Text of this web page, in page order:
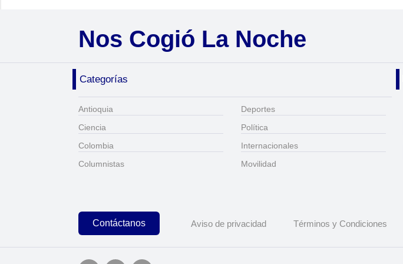
Nos Cogió La Noche
Categorías
Antioquia
Ciencia
Colombia
Columnistas
Deportes
Política
Internacionales
Movilidad
Contáctanos Aviso de privacidad Términos y Condiciones